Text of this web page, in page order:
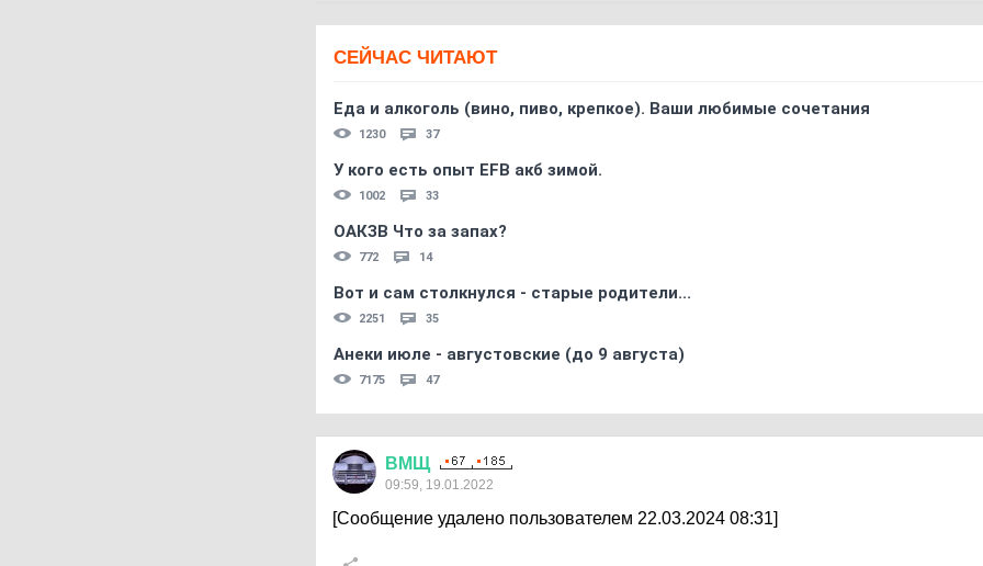
СЕЙЧАС ЧИТАЮТ
Еда и алкоголь (вино, пиво, крепкое). Ваши любимые сочетания
1230 37
У кого есть опыт EFB акб зимой.
1002 33
ОАКЗВ Что за запах?
772 14
Вот и сам столкнулся - старые родители...
2251 35
Анеки июле - августовские (до 9 августа)
7175 47
ВМЩ
09:59, 19.01.2022
[Сообщение удалено пользователем 22.03.2024 08:31]